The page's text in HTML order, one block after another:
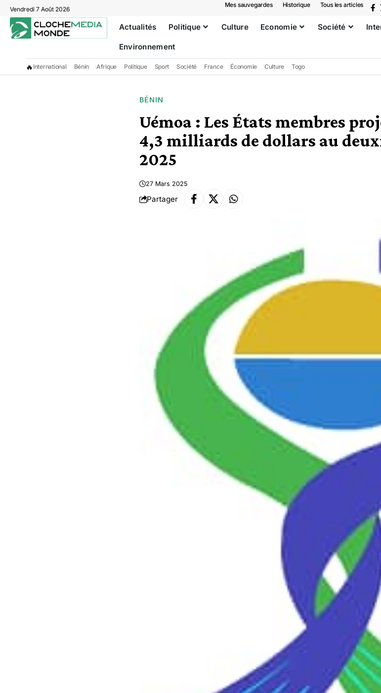
Vendredi 7 Août 2026
Mes sauvegardes Historique Tous les articles
Actualités Politique Culture Economie Société
Environnement
🔥 International Bénin Afrique Politique Sport Société France Économie Culture Togo
BÉNIN
Uémoa : Les États membres
4,3 milliards de dollars au
2025
27 Mars 2025
Partager